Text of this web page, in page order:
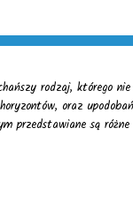
rodzaj, którego nie
oraz upodobań
przedstawiane są różne